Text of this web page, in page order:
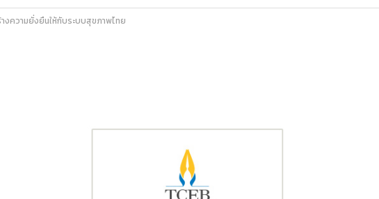
งความยั่งยืนให้กับระบบสุขภาพไทย